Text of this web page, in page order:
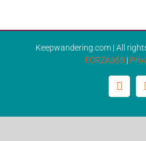
Keepwandering.com | All
FORZA360 |